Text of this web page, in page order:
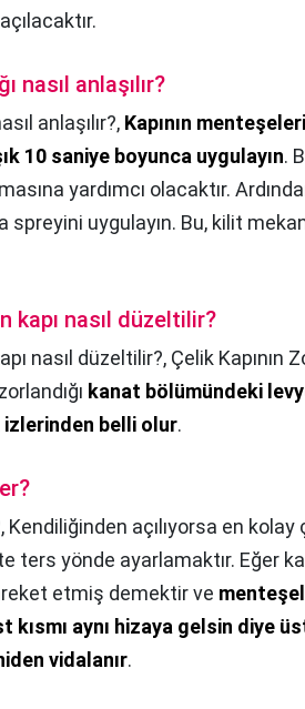
nasıl anlaşılır?
anlaşılır?, Kapının
10 saniye boyunca uygulayın.
yardımcı olacaktır.
uygulayın. Bu, kilit
kapı nasıl düzeltilir?
nasıl düzeltilir?, Çelik Kapının
kanat bölümündeki
izlerinden belli olur.
Kendiliğinden açılıyorsa en
ters yönde ayarlamaktır. Eğer
etmiş demektir ve
kısmı aynı hizaya gelsin diye
vidalanır.